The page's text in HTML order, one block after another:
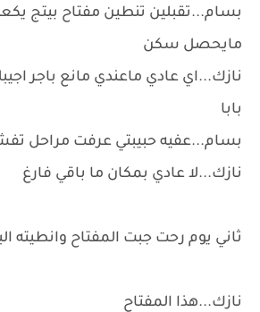
بسام...تقبلين تنطين مفتاح بيتج
مايحصل سكن
نازك...اي عادي ماعندي مانع باجر
بابا
بسام...عفيه حبيبتي عرفت مراحل
نازك...لا عادي بمكان ما باقي فارغ
ثاني يوم رحت جبت المفتاح وانطيته
نازك...هذا المفتاح